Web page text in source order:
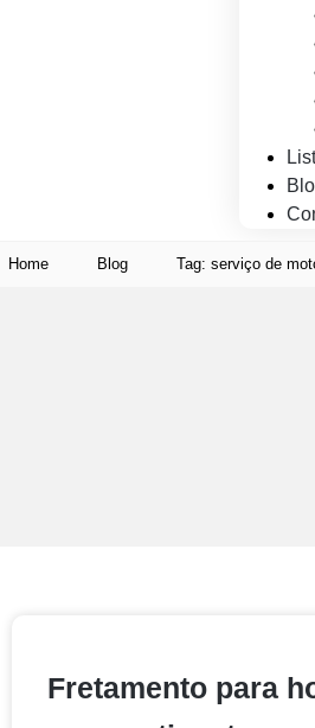
Home Blog Tag: serviço de
Fretamento para